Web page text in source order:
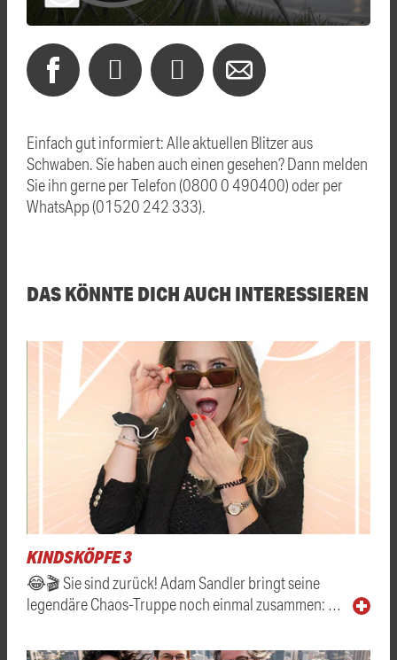
Einfach gut informiert: Alle aktuellen Blitzer aus
Schwaben. Sie haben auch einen gesehen? Dann melden
Sie ihn gerne per Telefon (0800 0 490400) oder per
WhatsApp (01520 242 333).
DAS KÖNNTE DICH AUCH INTERESSIEREN
KINDSKÖPFE 3
😂🎬 Sie sind zurück! Adam Sandler bringt seine
legendäre Chaos-Truppe noch einmal zusammen: …